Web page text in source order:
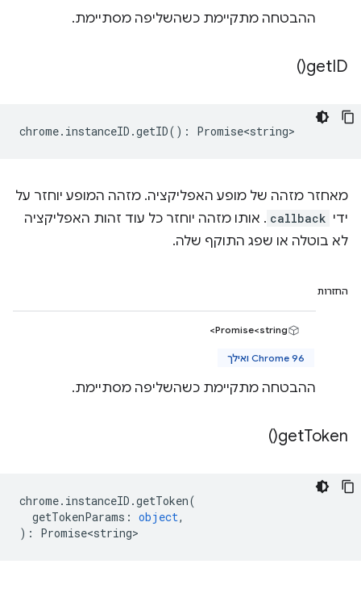
ההבטחה מתקיימת כשהשליפה מסתיימת.
getID(
)
chrome. instanceID .getID() : Promise<string>
מאחזר מזהה של מופע האפליקציה. מזהה המופע יוחזר על
ידי callback . אותו מזהה יוחזר כל עוד זהות האפליקציה
לא בוטלה או שפג התוקף שלה.
החזרות
Promise<string>
Chrome 96 ואילך
ההבטחה מתקיימת כשהשליפה מסתיימת.
getToken(
)
chrome. instanceID .getToken(
getTokenParams : object,
) : Promise<string>